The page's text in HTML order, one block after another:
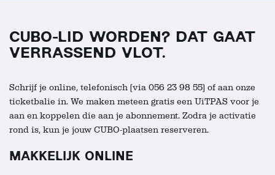
CUBO-LID WORDEN? DAT GAAT
VERRASSEND VLOT.
Schrijf je online, telefonisch (via 056 23 98 55) of aan onze
ticketbalie in. We maken meteen gratis een UiTPAS voor je
aan en koppelen die aan je abonnement. Zodra je activatie
rond is, kun je jouw CUBO-plaatsen reserveren.
MAKKELIJK ONLINE